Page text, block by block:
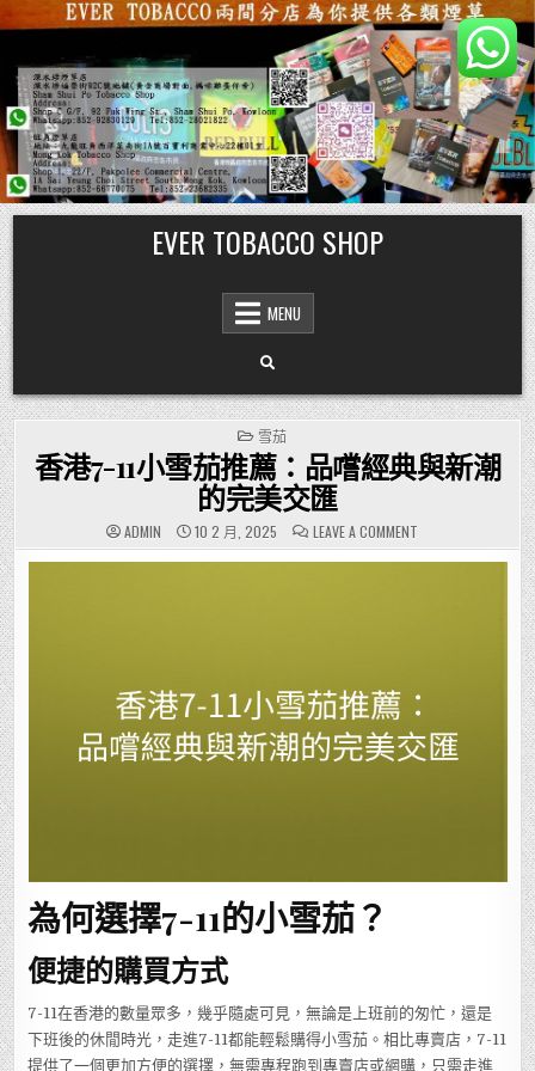
Skip
to
content
EVER TOBACCO SHOP
MENU
POSTED
IN
雪茄
香港7-11小雪茄推薦：品嚐經典與新潮
的完美交匯
ADMIN 10 2 月, 2025 LEAVE A COMMENTON
香
港
經
典
與
新
潮
為何選擇7-11的小雪茄？
便捷的購買方式
7-11在香港的數量眾多，幾乎隨處可見，無論是上班前的匆忙，還是
下班後的休閒時光，走進7-11都能輕鬆購得小雪茄。相比專賣店，7-11
提供了一個更加方便的選擇，無需專程跑到專賣店或網購，只需走進